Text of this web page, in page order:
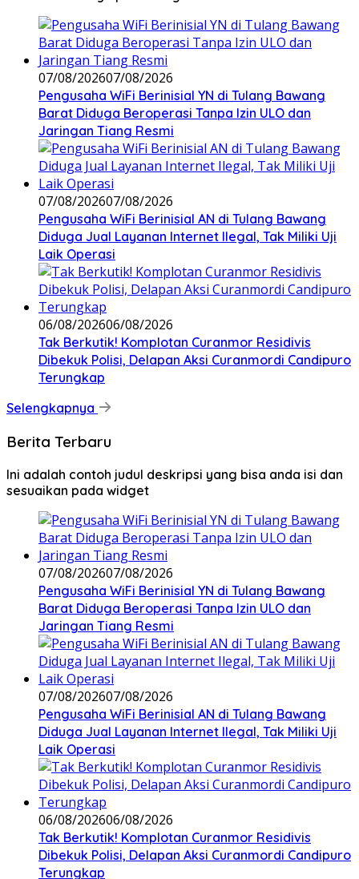
07/08/202607/08/2026
Pengusaha WiFi Berinisial YN di Tulang Bawang
Barat Diduga Beroperasi Tanpa Izin ULO dan
Jaringan Tiang Resmi
07/08/202607/08/2026
Pengusaha WiFi Berinisial AN di Tulang Bawang
Diduga Jual Layanan Internet Ilegal, Tak Miliki Uji
Laik Operasi
06/08/202606/08/2026
Tak Berkutik! Komplotan Curanmor Residivis
Dibekuk Polisi, Delapan Aksi Curanmordi Candipuro
Terungkap
Selengkapnya
Berita Terbaru
Ini adalah contoh judul deskripsi yang bisa anda isi dan
sesuaikan pada widget
07/08/202607/08/2026
Pengusaha WiFi Berinisial YN di Tulang Bawang
Barat Diduga Beroperasi Tanpa Izin ULO dan
Jaringan Tiang Resmi
07/08/202607/08/2026
Pengusaha WiFi Berinisial AN di Tulang Bawang
Diduga Jual Layanan Internet Ilegal, Tak Miliki Uji
Laik Operasi
06/08/202606/08/2026
Tak Berkutik! Komplotan Curanmor Residivis
Dibekuk Polisi, Delapan Aksi Curanmordi Candipuro
Terungkap